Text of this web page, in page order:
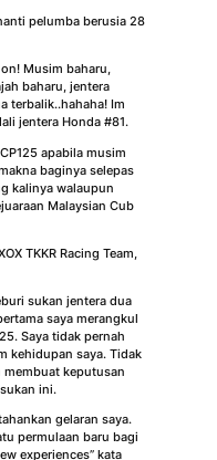
pelumba berusia 28
Musim baharu,
baharu, jentera
terbalik..hahaha! Im
jentera Honda #81.
apabila musim
baginya selepas
kalinya walaupun
Malaysian Cub
TKKR Racing Team,
sukan jentera dua
saya merangkul
Saya tidak pernah
kehidupan saya. Tidak
membuat keputusan
ini.
gelaran saya.
permulaan baru bagi
experiences”kata